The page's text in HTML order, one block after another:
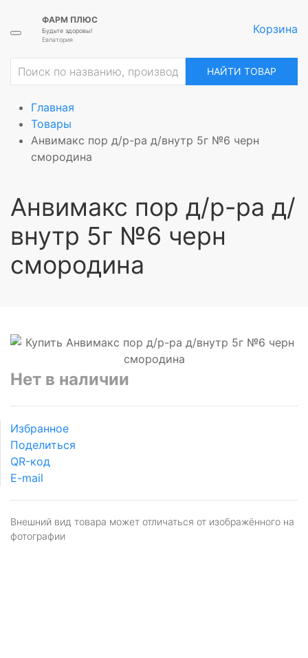
ФАРМ ПЛЮС
Будьте здоровы!
Евпатория
Корзина
НАЙТИ ТОВАР
Главная
Товары
Анвимакс пор д/р-ра д/внутр 5г №6 черн
смородина
Анвимакс пор д/р-ра д/
внутр 5г №6 черн
смородина
Нет в наличии
Избранное
Поделиться
QR-код
E-mail
Внешний вид товара может отличаться от изображённого на
фотографии